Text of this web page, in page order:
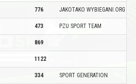
776 JAKOTAKO WYBIEGANI.ORG
473 PZU SPORT TEAM
869
1122
334 SPORT GENERATION